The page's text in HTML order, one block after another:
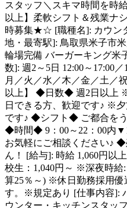
スタッフ＼スキマ時間を時
以上】柔軟シフト＆残業ナ
時募集★☆ [職種名]: カウン
地・最寄駅]: 鳥取県米子市
輪場完備 バーガーキング
数]: 週2～5日 12:00～17:00／
月／火／水／木／金／土／
以上】 ◆日数◆ 週2日以上
日できる方、歓迎です♪ ※
です♪ ◆シフト◆ ご都合をう
◆時間◆ 9：00～22：00内
お気軽にご相談ください♪
ん！ [給与]: 時給 1,060円
校生：1,040円～ ※深夜時給
算25％～) ※休日勤務採用
す。※規定あり [仕事内容]:
ウンター・キッチンスタ